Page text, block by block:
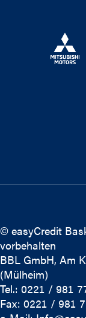
© easyCredit
vorbehalten
BBL GmbH, Am
(Mülheim)
Tel.: 0221 / 981
Fax: 0221 / 981